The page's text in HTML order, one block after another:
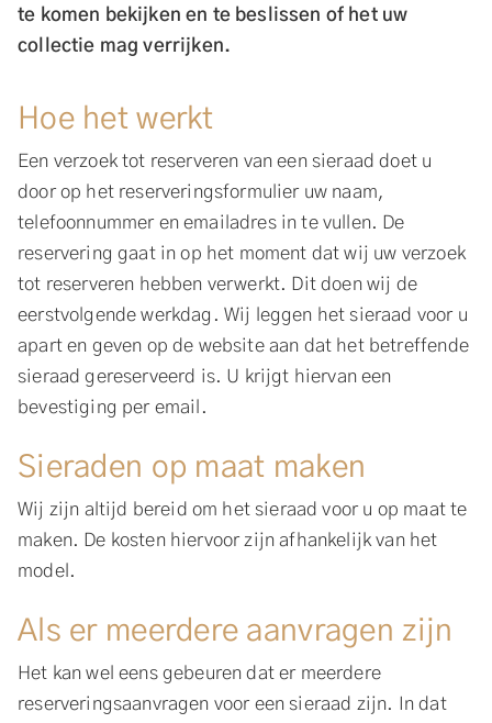
te komen bekijken en te beslissen of het uw
collectie mag verrijken.
Hoe het werkt
Een verzoek tot reserveren van een sieraad doet u
door op het reserveringsformulier uw naam,
telefoonnummer en emailadres in te vullen. De
reservering gaat in op het moment dat wij uw verzoek
tot reserveren hebben verwerkt. Dit doen wij de
eerstvolgende werkdag. Wij leggen het sieraad voor u
apart en geven op de website aan dat het betreffende
sieraad gereserveerd is. U krijgt hiervan een
bevestiging per email.
Sieraden op maat maken
Wij zijn altijd bereid om het sieraad voor u op maat te
maken. De kosten hiervoor zijn afhankelijk van het
model.
Als er meerdere aanvragen zijn
Het kan wel eens gebeuren dat er meerdere
reserveringsaanvragen voor een sieraad zijn. In dat